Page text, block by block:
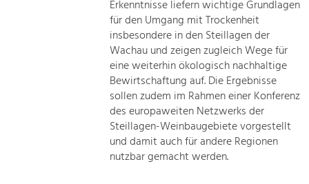
Erkenntnisse liefern wichtige Grundlagen
für den Umgang mit Trockenheit
insbesondere in den Steillagen der
Wachau und zeigen zugleich Wege für
eine weiterhin ökologisch nachhaltige
Bewirtschaftung auf. Die Ergebnisse
sollen zudem im Rahmen einer Konferenz
des europaweiten Netzwerks der
Steillagen-Weinbaugebiete vorgestellt
und damit auch für andere Regionen
nutzbar gemacht werden.